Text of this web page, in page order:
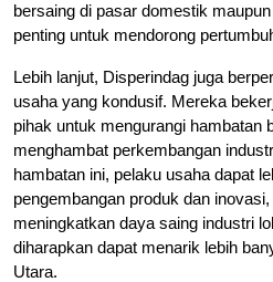
bersaing di pasar domestik
penting untuk mendorong
Lebih lanjut, Disperindag juga
usaha yang kondusif. Mereka
pihak untuk mengurangi hambatan
menghambat perkembangan
hambatan ini, pelaku usaha dapat
pengembangan produk dan
meningkatkan daya saing industri
diharapkan dapat menarik lebih
Utara.